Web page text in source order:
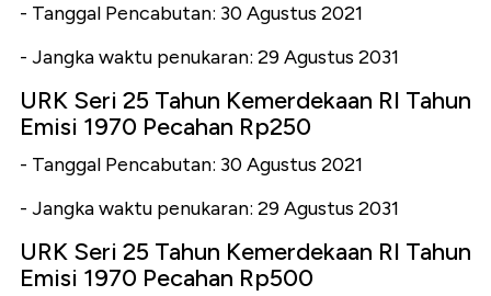
- Tanggal Pencabutan: 30 Agustus 2021
- Jangka waktu penukaran: 29 Agustus 2031
URK Seri 25 Tahun Kemerdekaan RI Tahun
Emisi 1970 Pecahan Rp250
- Tanggal Pencabutan: 30 Agustus 2021
- Jangka waktu penukaran: 29 Agustus 2031
URK Seri 25 Tahun Kemerdekaan RI Tahun
Emisi 1970 Pecahan Rp500